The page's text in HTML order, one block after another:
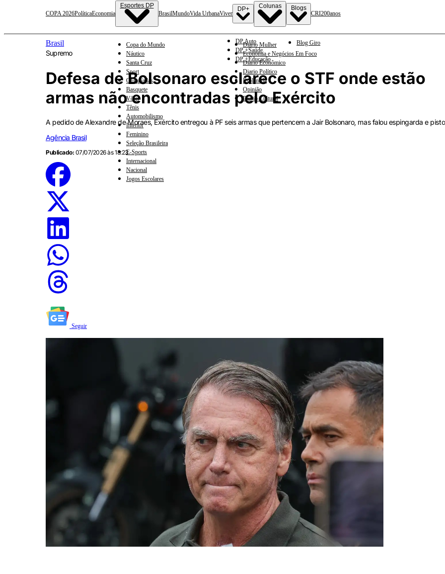
COPA 2026PolíticaEconomia
Esportes DP
Copa do Mundo
Náutico
Santa Cruz
Sport
Olimpíadas
Basquete
Vôlei
Tênis
Automobilismo
Interior
Feminino
Seleção Brasileira
E-Sports
Internacional
Nacional
Jogos Escolares
BrasilMundoVida UrbanaViver
DP+
DP Auto
DP +Saúde
DP +Educação
Colunas
Diario Mulher
Economia e Negócios Em Foco
Diario Econômico
Diario Político
Esplanada
Opinião
Diario Cultural
Blogs
Blog Giro
CRI200anos
Brasil
Supremo
Defesa de Bolsonaro esclarece o STF onde estão
armas não encontradas pelo Exército
A pedido de Alexandre de Moraes, Exército entregou à PF seis armas que pertencem a Jair Bolsonaro, mas falou espingarda e
Agência Brasil
Publicado: 07/07/2026 às 18:23
Seguir